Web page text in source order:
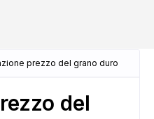
prezzo del grano duro
del